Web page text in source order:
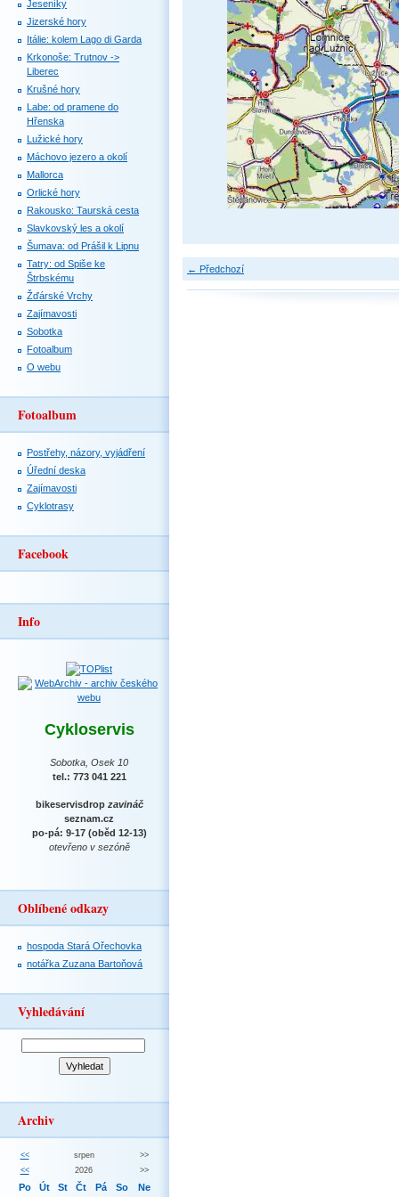
← Předchozí
Jeseníky
Jizerské hory
Itálie: kolem Lago di Garda
Krkonoše: Trutnov ->
Liberec
Krušné hory
Labe: od pramene do
Hřenska
Lužické hory
Máchovo jezero a okolí
Mallorca
Orlické hory
Rakousko: Taurská cesta
Slavkovský les a okolí
Šumava: od Prášil k Lipnu
Tatry: od Spiše ke
Štrbskému
Žďárské Vrchy
Zajímavosti
Sobotka
Fotoalbum
O webu
Fotoalbum
Postřehy, názory, vyjádření
Úřední deska
Zajímavosti
Cyklotrasy
Facebook
Info
Cykloservis
Sobotka, Osek 10
tel.: 773 041 221
bikeservisdrop zavináč
seznam.cz
po-pá: 9-17 (oběd 12-13)
otevřeno v sezóně
Oblíbené odkazy
hospoda Stará Ořechovka
notářka Zuzana Bartoňová
Vyhledávání
Archiv
<< srpen
>>
<<
2026 >>
Po Út St Čt Pá So Ne